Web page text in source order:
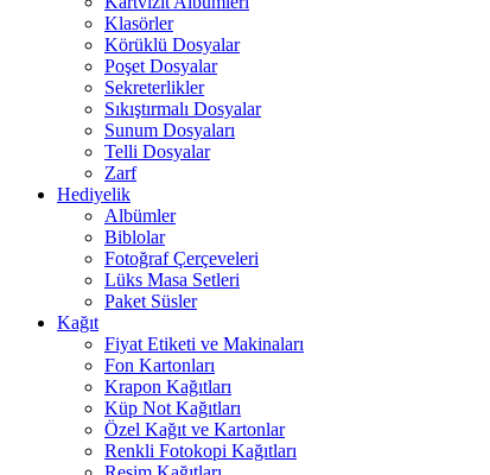
Klasörler
Körüklü Dosyalar
Poşet Dosyalar
Sekreterlikler
Sıkıştırmalı Dosyalar
Sunum Dosyaları
Telli Dosyalar
Zarf
Hediyelik
Albümler
Biblolar
Fotoğraf Çerçeveleri
Lüks Masa Setleri
Paket Süsler
Kağıt
Fiyat Etiketi ve Makinaları
Fon Kartonları
Krapon Kağıtları
Küp Not Kağıtları
Özel Kağıt ve Kartonlar
Renkli Fotokopi Kağıtları